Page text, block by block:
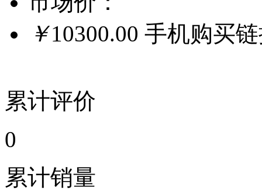
￥10300.00 手机购买
累计评价
0
累计销量